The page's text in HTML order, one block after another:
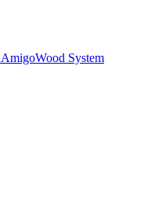
AmigoWood System